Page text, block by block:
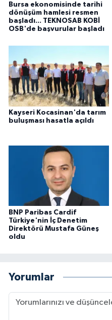
Bursa ekonomisinde tarihi
dönüşüm hamlesi resmen
başladı... TEKNOSAB KOBİ
OSB'de başvurular başladı
Kayseri Kocasinan'da tarım
buluşması hasatla açıldı
BNP Paribas Cardif
Türkiye'nin İç Denetim
Direktörü Mustafa Güneş
oldu
Yorumlar